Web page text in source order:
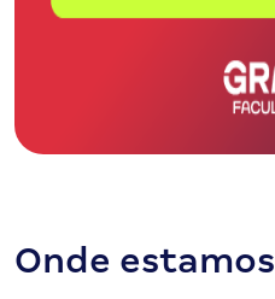
Onde estamos